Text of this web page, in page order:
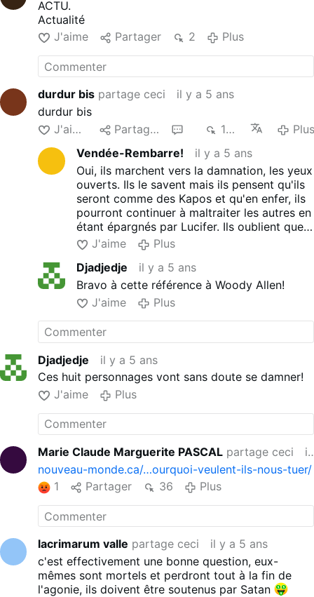
ACTU.
Actualité
J'aime
Partager 2 Plus
durdur bis partage ceci
il y a 5 ans
durdur bis
J'aime
Partager 104
Plus
Vendée-Rembarre!
il y a 5 ans
Oui, ils marchent vers la damnation, les yeux
ouverts. Ils le savent mais ils pensent qu'ils
seront comme des Kapos et qu'en enfer, ils
pourront continuer à maltraiter les autres en
étant épargnés par Lucifer. Ils oublient que
le Diable est lui aussi prisonnier et torturé
dans les flammes de l'enfer. Ils devraient
réfléchir à cette pensée profonde: L'éternité
en enfer, c'est long, surtout vers la fin...
J'aime
Plus
Djadjedje
il y a 5 ans
Bravo à cette référence à Woody Allen!
J'aime
Plus
Djadjedje
il y a 5 ans
Ces huit personnages vont sans doute se damner!
J'aime
Plus
Marie Claude Marguerite PASCAL partage ceci
il y
nouveau-monde.ca/…ourquoi-veulent-ils-nous-tuer/
1
Partager 36 Plus
lacrimarum valle partage ceci
il y a 5 ans
c'est effectivement une bonne question, eux-
mêmes sont mortels et perdront tout à la fin de
l'agonie, ils doivent être soutenus par Satan